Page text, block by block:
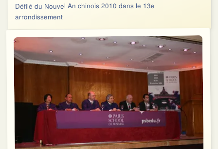
Défilé du Nouvel An chinois 2010 dans le 13e
arrondissement